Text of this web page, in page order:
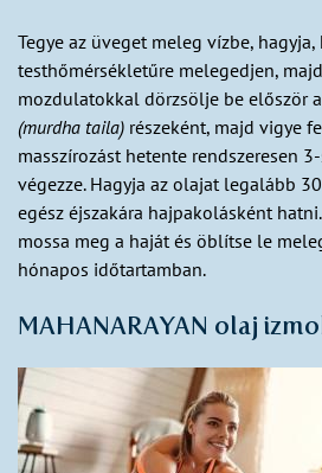
Tegye az üveget meleg vízbe,
testhőmérsékletűre melegedjen,
mozdulatokkal dörzsölje be először
(murdha taila) részeként, majd vigye
masszírozást hetente rendszeresen
végezze. Hagyja az olajat legalább
egész éjszakára hajpakolásként
mossa meg a haját és öblítse le
hónapos időtartamban.
MAHANARAYAN olaj